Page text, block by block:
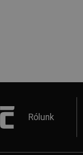
Rólunk